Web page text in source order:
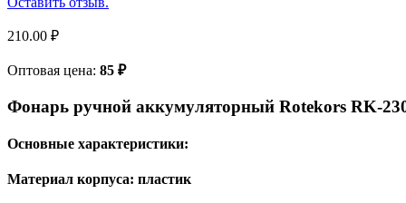
210.00 ₽
Оптовая цена: 85 ₽
Фонарь ручной аккумуляторный Rotekors RK-
Основные характеристики:
Материал корпуса: пластик